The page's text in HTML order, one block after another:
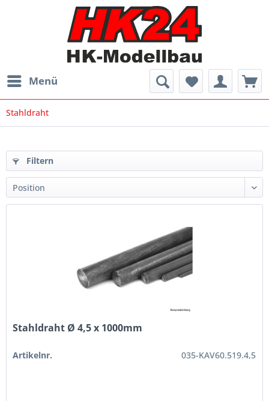
Menü
Stahldraht
Filtern
Stahldraht Ø 4,5 x 1000mm
Artikelnr. 035-KAV60.519.4,5